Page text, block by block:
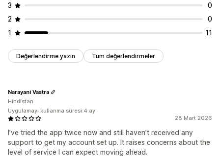
3
0
2
0
1
11
Değerlendirme yazın Tüm değerlendirmeler
28 Mart 2026
I’ve tried the app twice now and still haven’t received any
support to get my account set up. It raises concerns about the
level of service I can expect moving ahead.
Narayani Vastra
Hindistan
Uygulamayı kullanma süresi:4 ay